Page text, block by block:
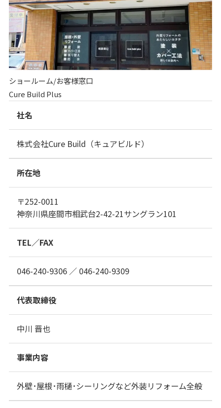
ショールーム/お客様窓口
Cure Build Plus
社名
株式会社Cure Build（キュアビルド）
所在地
〒252-0011
神奈川県座間市相武台2-42-21サングラン101
TEL／FAX
046-240-9306 ／ 046-240-9309
代表取締役
中川 晋也
事業内容
外壁･屋根･雨樋･シーリングなど外装リフォーム全般